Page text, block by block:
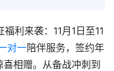
利来袭：11月1日至11
对一陪伴服务，签约年
相赠。从备战冲刺到